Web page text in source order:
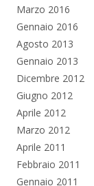
Marzo 2016
Gennaio 2016
Agosto 2013
Gennaio 2013
Dicembre 2012
Giugno 2012
Aprile 2012
Marzo 2012
Aprile 2011
Febbraio 2011
Gennaio 2011